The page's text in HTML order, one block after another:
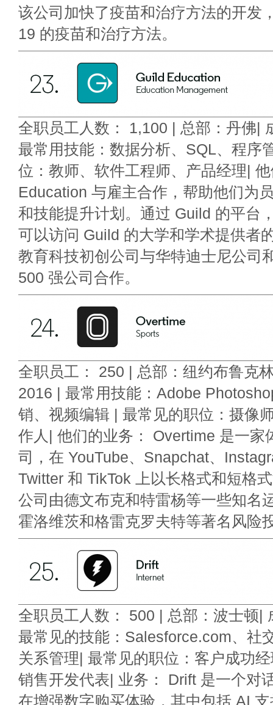
该公司加快了疫苗和治疗方法的开发
19 的疫苗和治疗方法。
全职员工人数： 1,100 | 总部：丹佛|
最常用技能：数据分析、SQL、程序
位：教师、软件工程师、产品经理|
Education 与雇主合作，帮助他们为
和技能提升计划。通过 Guild 的平台
可以访问 Guild 的大学和学术提供者
教育科技初创公司与华特迪士尼公司
500 强公司合作。
全职员工： 250 | 总部：纽约布鲁克
2016 | 最常用技能：Adobe
销、视频编辑 | 最常见的职位：摄像
作人| 他们的业务： Overtime 是一家
司，在 YouTube、Snapchat、
Twitter 和 TikTok 上以长格式和短格
公司由德文布克和特雷杨等一些知名
霍洛维茨和格雷克罗夫特等著名风险
全职员工人数： 500 | 总部：波士顿|
最常见的技能：Salesforce.com、社
关系管理| 最常见的职位：客户成功
销售开发代表| 业务： Drift 是一个对
在增强数字购买体验，其中包括 AI